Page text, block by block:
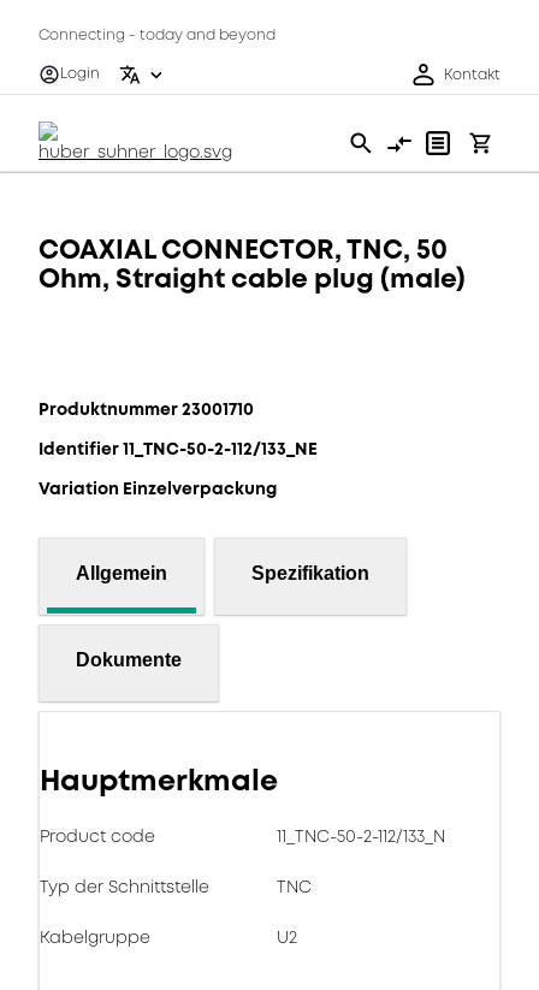
Connecting - today and beyond
Login
Kontakt
COAXIAL CONNECTOR, TNC, 50
Ohm, Straight cable plug (male)
Produktnummer 23001710
Identifier 11_TNC-50-2-112/133_NE
Variation Einzelverpackung
Allgemein Spezifikation
Dokumente
Hauptmerkmale
Product code 11_TNC-50-2-112/133_N
Typ der Schnittstelle TNC
Kabelgruppe U2